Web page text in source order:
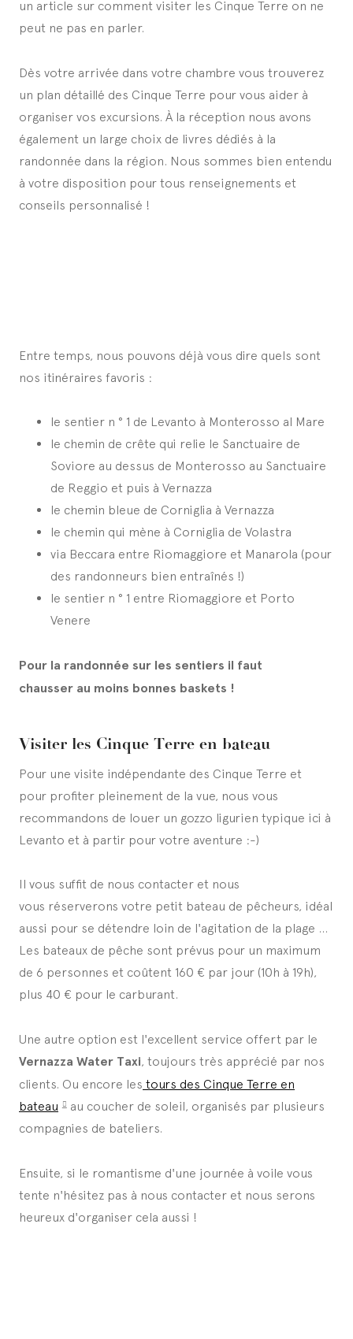
un article sur comment visiter les Cinque Terre on ne
peut ne pas en parler.
Dès votre arrivée dans votre chambre vous trouverez
un plan détaillé des Cinque Terre pour vous aider à
organiser vos excursions. À la réception nous avons
également un large choix de livres dédiés à la
randonnée dans la région. Nous sommes bien entendu
à votre disposition pour tous renseignements et
conseils personnalisé !
Entre temps, nous pouvons déjà vous dire quels sont
nos itinéraires favoris :
le sentier n ° 1 de Levanto à Monterosso al Mare
le chemin de crête qui relie le Sanctuaire de
Soviore au dessus de Monterosso au Sanctuaire
de Reggio et puis à Vernazza
le chemin bleue de Corniglia à Vernazza
le chemin qui mène à Corniglia de Volastra
via Beccara entre Riomaggiore et Manarola (pour
des randonneurs bien entraînés !)
le sentier n ° 1 entre Riomaggiore et Porto
Venere
Pour la randonnée sur les sentiers il faut
chausser au moins bonnes baskets !
Visiter les Cinque Terre en bateau
Pour une visite indépendante des Cinque Terre et
pour profiter pleinement de la vue, nous vous
recommandons de louer un gozzo ligurien typique ici à
Levanto et à partir pour votre aventure :-)
Il vous suffit de nous contacter et nous
vous réserverons votre petit bateau de pêcheurs, idéal
aussi pour se détendre loin de l'agitation de la plage ...
Les bateaux de pêche sont prévus pour un maximum
de 6 personnes et coûtent 160 € par jour (10h à 19h),
plus 40 € pour le carburant.
Une autre option est l'excellent service offert par le
Vernazza Water Taxi, toujours très apprécié par nos
clients. Ou encore les tours des Cinque Terre en
bateau
au coucher de soleil, organisés par plusieurs
compagnies de bateliers.
Ensuite, si le romantisme d'une journée à voile vous
tente n'hésitez pas à nous contacter et nous serons
heureux d'organiser cela aussi !